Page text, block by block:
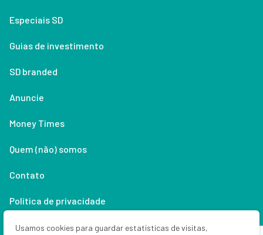
Especiais SD
Guias de investimento
SD branded
Anuncie
Money Times
Quem (não) somos
Contato
Política de privacidade
Lifestyle
Usamos cookies para guardar estatísticas de visitas,